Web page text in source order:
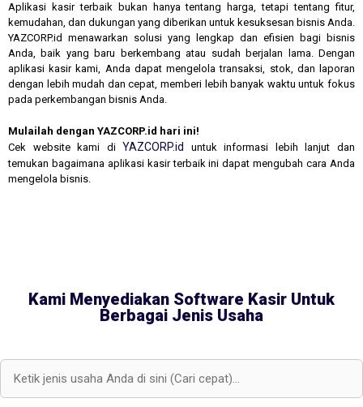
Aplikasi kasir terbaik bukan hanya tentang harga, tetapi tentang fitur,
kemudahan, dan dukungan yang diberikan untuk kesuksesan bisnis Anda.
YAZCORP.id menawarkan solusi yang lengkap dan efisien bagi bisnis
Anda, baik yang baru berkembang atau sudah berjalan lama. Dengan
aplikasi kasir kami, Anda dapat mengelola transaksi, stok, dan laporan
dengan lebih mudah dan cepat, memberi lebih banyak waktu untuk fokus
pada perkembangan bisnis Anda.
Mulailah dengan YAZCORP.id hari ini!
Cek website kami di YAZCORP.id
untuk informasi lebih lanjut dan
temukan bagaimana aplikasi kasir terbaik ini dapat mengubah cara Anda
mengelola bisnis.
Kami Menyediakan Software Kasir Untuk
Berbagai Jenis Usaha